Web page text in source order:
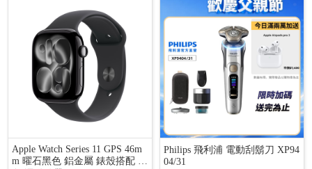
Apple Watch Series 11 GPS 46m
m 曜石黑色 鋁金屬 錶殼搭配 黑
Philips 飛利浦 電動刮鬍刀 XP94
04/31